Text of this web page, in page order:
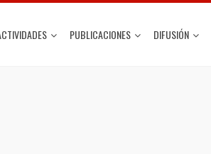
PUBLICACIONES DIFUSIÓN